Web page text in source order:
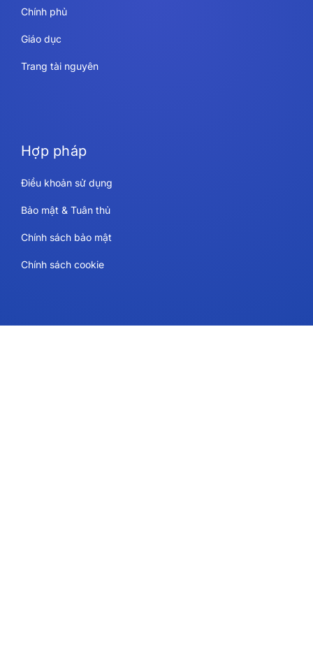
Chính phủ
Giáo dục
Trang tài nguyên
Hợp pháp
Điều khoản sử dụng
Bảo mật & Tuân thủ
Chính sách bảo mật
Chính sách cookie